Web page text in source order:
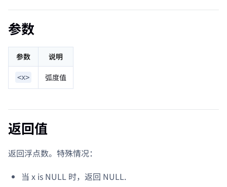
参数
参数 说明
<x> 弧度值
返回值
返回浮点数。特殊情况：
当 x is NULL 时，返回 NULL.